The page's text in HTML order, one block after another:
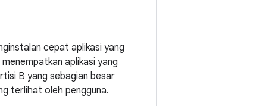
cepat aplikasi yang
aplikasi yang
B yang sebagian besar
terlihat oleh pengguna.